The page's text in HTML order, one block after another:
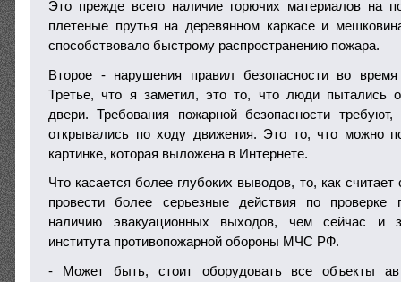
Это прежде всего наличие горючих материалов на
плетеные прутья на деревянном каркасе и
способствовало быстрому распространению пожара.
Второе - нарушения правил безопасности во время
Третье, что я заметил, это то, что люди пытались
двери. Требования пожарной безопасности
открывались по ходу движения. Это то, что можно
картинке, которая выложена в Интернете.
Что касается более глубоких выводов, то, как
провести более серьезные действия по проверке
наличию эвакуационных выходов, чем сейчас и
института противопожарной обороны МЧС РФ.
- Может быть, стоит оборудовать все объекты